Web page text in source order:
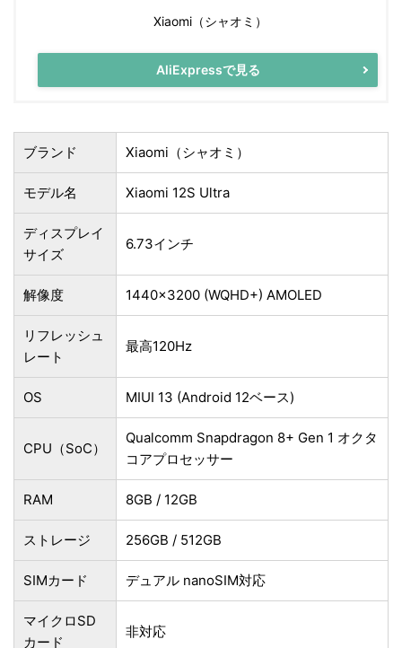
Xiaomi（シャオミ）
AliExpressで見る
ブランド Xiaomi（シャオミ）
モデル名 Xiaomi 12S Ultra
ディスプレイ
サイズ
6.73インチ
解像度 1440x3200 (WQHD+) AMOLED
リフレッシュ
レート
最高120Hz
OS MIUI 13 (Android 12ベース)
CPU（SoC）
Qualcomm Snapdragon 8+ Gen 1 オクタ
コアプロセッサー
RAM 8GB / 12GB
ストレージ 256GB / 512GB
SIMカード デュアル nanoSIM対応
マイクロSD
カード
非対応